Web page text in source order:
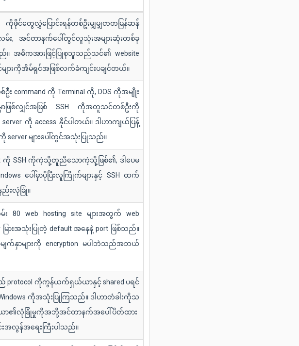
ဖိုင်တွေလွှဲပြောင်းရန်တစ်ဦးမျှမျှတတမြန်ဆန်
း, အင်တာနက်ပေါ်တွင်လူသုံးအများဆုံးတစ်ခု
ည်။ အဓိကအားဖြင့်ပြုစုသူသည်သင်၏ website
ျားကိုအိမ်ရှင်အဖြစ်လက်ခံကျင်းပချင်တယ်။
း command ကို Terminal ကို, DOS ကိုအမျိုး
မှာဖြစ်လျှင်အဖြစ် SSH ကိုအတူသင်တစ်ဦးကို
server ကို access နိုင်ပါတယ်။ ဒါဟာကျယ်ပြန့်
ကို server များပေါ်တွင်အသုံးပြုသည်။
ကို SSH ကိုကဲ့သို့တူညီသောကဲ့သို့ဖြစ်၏, ဒါပေမ
ပေါ်မှာပိုပြီးလူကြိုက်များနှင့် SSH ထက်
ည်းလုံခြုံ။
80 web hosting site များအတွက် web
မြားအသုံးပြုတဲ့ default အနေနဲ့ port ဖြစ်သည်။
ျက်နှာများကို encryption မပါဘဲသည်အဘယ်
ကိုကွန်ယက်ရှယ်ယာနှင့် shared ပရင်
ကိုအသုံးပြုကြသည်။ ဒါဟာတံခါးကိုသ
ာ၏လုံခြုံမှုကိုအဘို့အင်တာနက်အပေါ်ပိတ်ထား
းအလွန်အရေးကြီးပါသည်။